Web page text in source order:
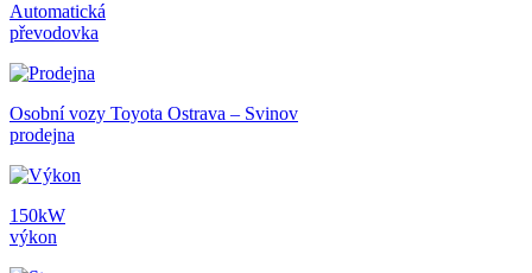
Automatická
převodovka
Osobní vozy Toyota Ostrava – Svinov
prodejna
150kW
výkon